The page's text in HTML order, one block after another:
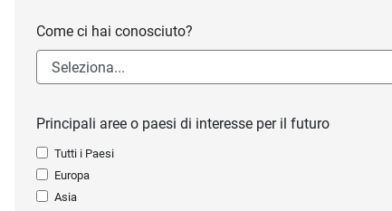
Come ci hai conosciuto?
Principali aree o paesi di interesse per il futuro
Tutti i Paesi
Europa
Asia